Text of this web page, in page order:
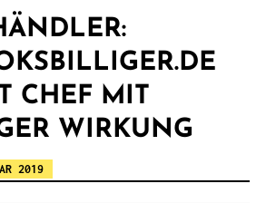
CHEF MIT
WIRKUNG
2019